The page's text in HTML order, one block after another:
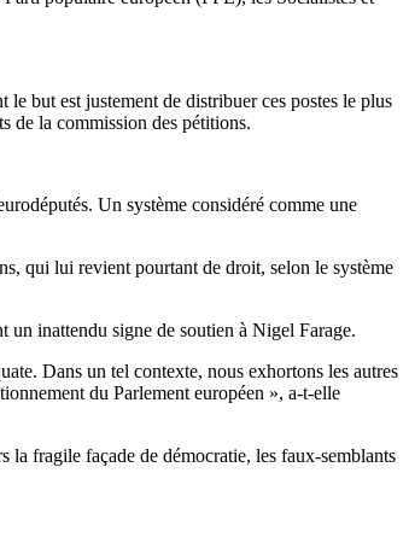
but est justement de distribuer ces postes le plus
de la commission des pétitions.
Un système considéré comme une
qui lui revient pourtant de droit, selon le système
inattendu signe de soutien à Nigel Farage.
Dans un tel contexte, nous exhortons les autres
du Parlement européen », a-t-elle
la fragile façade de démocratie, les faux-semblants